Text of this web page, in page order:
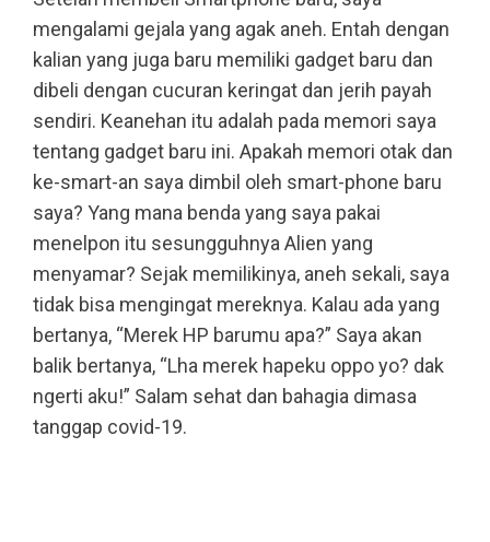
mengalami gejala yang agak aneh. Entah dengan
kalian yang juga baru memiliki gadget baru dan
dibeli dengan cucuran keringat dan jerih payah
sendiri. Keanehan itu adalah pada memori saya
tentang gadget baru ini. Apakah memori otak dan
ke-smart-an saya dimbil oleh smart-phone baru
saya? Yang mana benda yang saya pakai
menelpon itu sesungguhnya Alien yang
menyamar? Sejak memilikinya, aneh sekali, saya
tidak bisa mengingat mereknya. Kalau ada yang
bertanya, “Merek HP barumu apa?” Saya akan
balik bertanya, “Lha merek hapeku oppo yo? dak
ngerti aku!” Salam sehat dan bahagia dimasa
tanggap covid-19.